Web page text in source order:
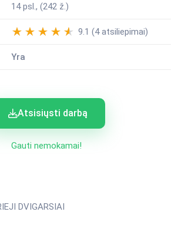
14 psl., (242 ž.)
9.1 (4 atsiliepimai)
Yra
Atsisiųsti darbą
Gauti nemokamai!
DVIGARSIAI